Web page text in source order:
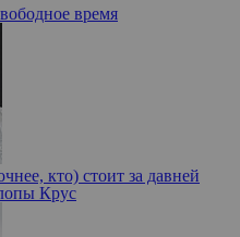
время
кто) стоит за давней
Крус